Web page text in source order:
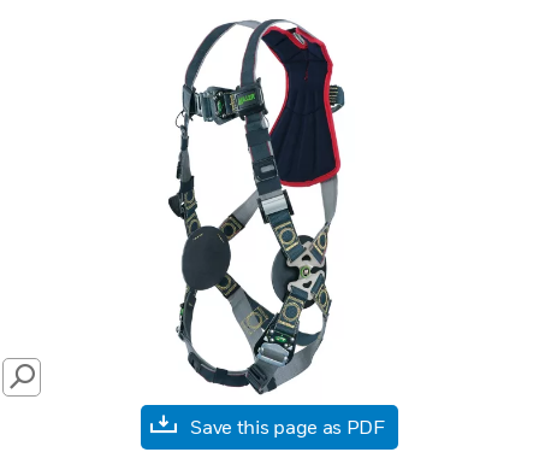
SEARCH
Save this page as PDF